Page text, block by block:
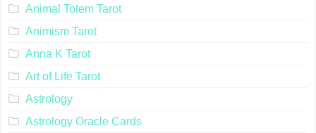
Animal Totem Tarot
Animism Tarot
Anna K Tarot
Art of Life Tarot
Astrology
Astrology Oracle Cards